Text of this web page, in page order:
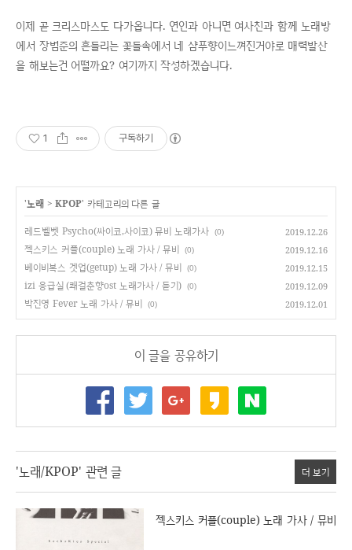
이제 곧 크리스마스도 다가옵니다. 연인과 아니면 여사친과 함께 노래방
에서 장범준의 흔들리는 꽃들속에서 네 샴푸향이느껴진거야로 매력발산
을 해보는건 어떨까요? 여기까지 작성하겠습니다.
1 구독하기
'노래 > KPOP' 카테고리의 다른 글
레드벨벳 Psycho(싸이코,사이코) 뮤비 노래가사 (0) 2019.12.26
젝스키스 커플(couple) 노래 가사 / 뮤비 (0) 2019.12.16
베이비복스 겟업(getup) 노래 가사 / 뮤비 (0) 2019.12.15
izi 응급실 (쾌걸춘향ost 노래가사 / 듣기) (0) 2019.12.09
박진영 Fever 노래 가사 / 뮤비 (0) 2019.12.01
이 글을 공유하기
'노래/KPOP' 관련 글 더 보기
젝스키스 커플(couple) 노래 가사 / 뮤비